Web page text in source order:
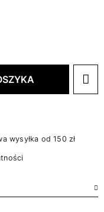
wysyłka od 150 zł